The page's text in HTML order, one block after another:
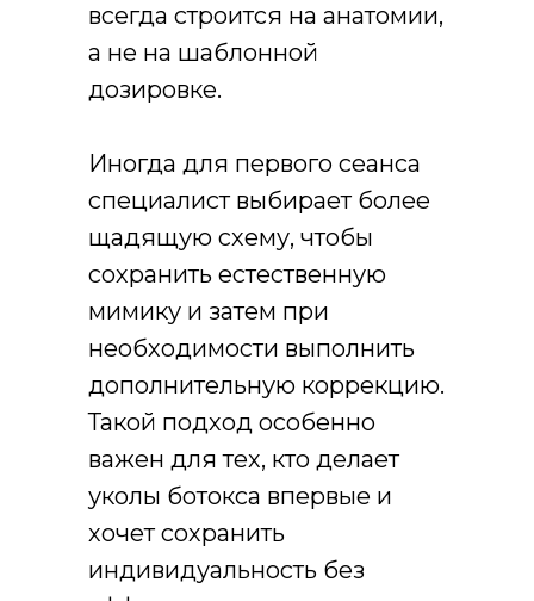
всегда строится на анатомии,
а не на шаблонной
дозировке.
Иногда для первого сеанса
специалист выбирает более
щадящую схему, чтобы
сохранить естественную
мимику и затем при
необходимости выполнить
дополнительную коррекцию.
Такой подход особенно
важен для тех, кто делает
уколы ботокса впервые и
хочет сохранить
индивидуальность без